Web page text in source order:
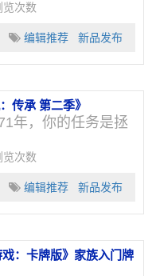
次数
编辑推荐 新品发布
传承 第二季》
年，你的任务是拯
次数
编辑推荐 新品发布
：卡牌版》家族入门牌